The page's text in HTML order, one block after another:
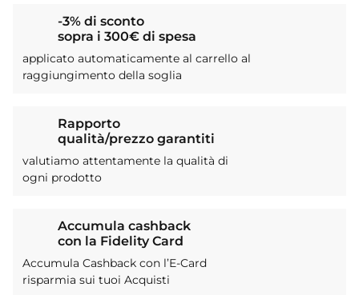
-3% di sconto
sopra i 300€ di spesa
applicato automaticamente al carrello al
raggiungimento della soglia
Rapporto
qualità/prezzo garantiti
valutiamo attentamente la qualità di
ogni prodotto
Accumula cashback
con la Fidelity Card
Accumula Cashback con l’E-Card
risparmia sui tuoi Acquisti